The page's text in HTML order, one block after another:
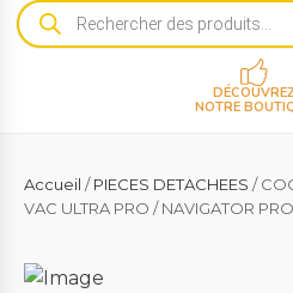
Recherche
de
NOTRE
Accueil /PIECES DETACHEES /
VAC ULTRA PRO / NAVIGATOR